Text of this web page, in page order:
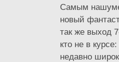
Самым
новый
так же выход
кто не в
недавно